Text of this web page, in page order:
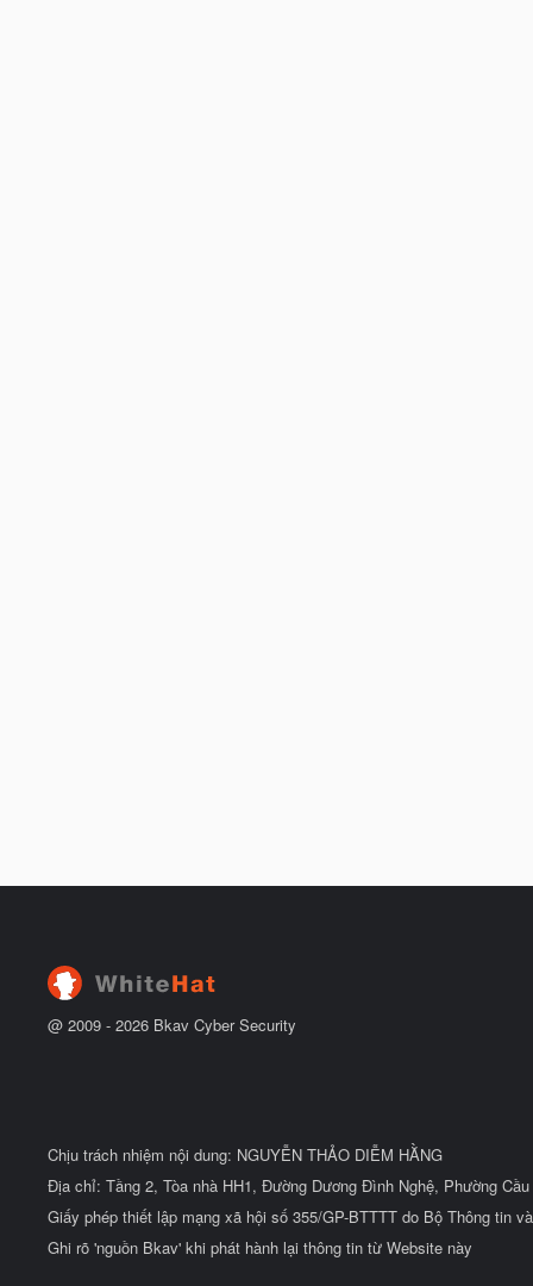
@ 2009 - 2026 Bkav Cyber Security
Chịu trách nhiệm nội dung: NGUYỄN THẢO DIỄM HẰNG
Địa chỉ: Tầng 2, Tòa nhà HH1, Đường Dương Đình Nghệ, Phường
Giấy phép thiết lập mạng xã hội số 355/GP-BTTTT do Bộ Thông tin
Ghi rõ 'nguồn Bkav' khi phát hành lại thông tin từ Website này